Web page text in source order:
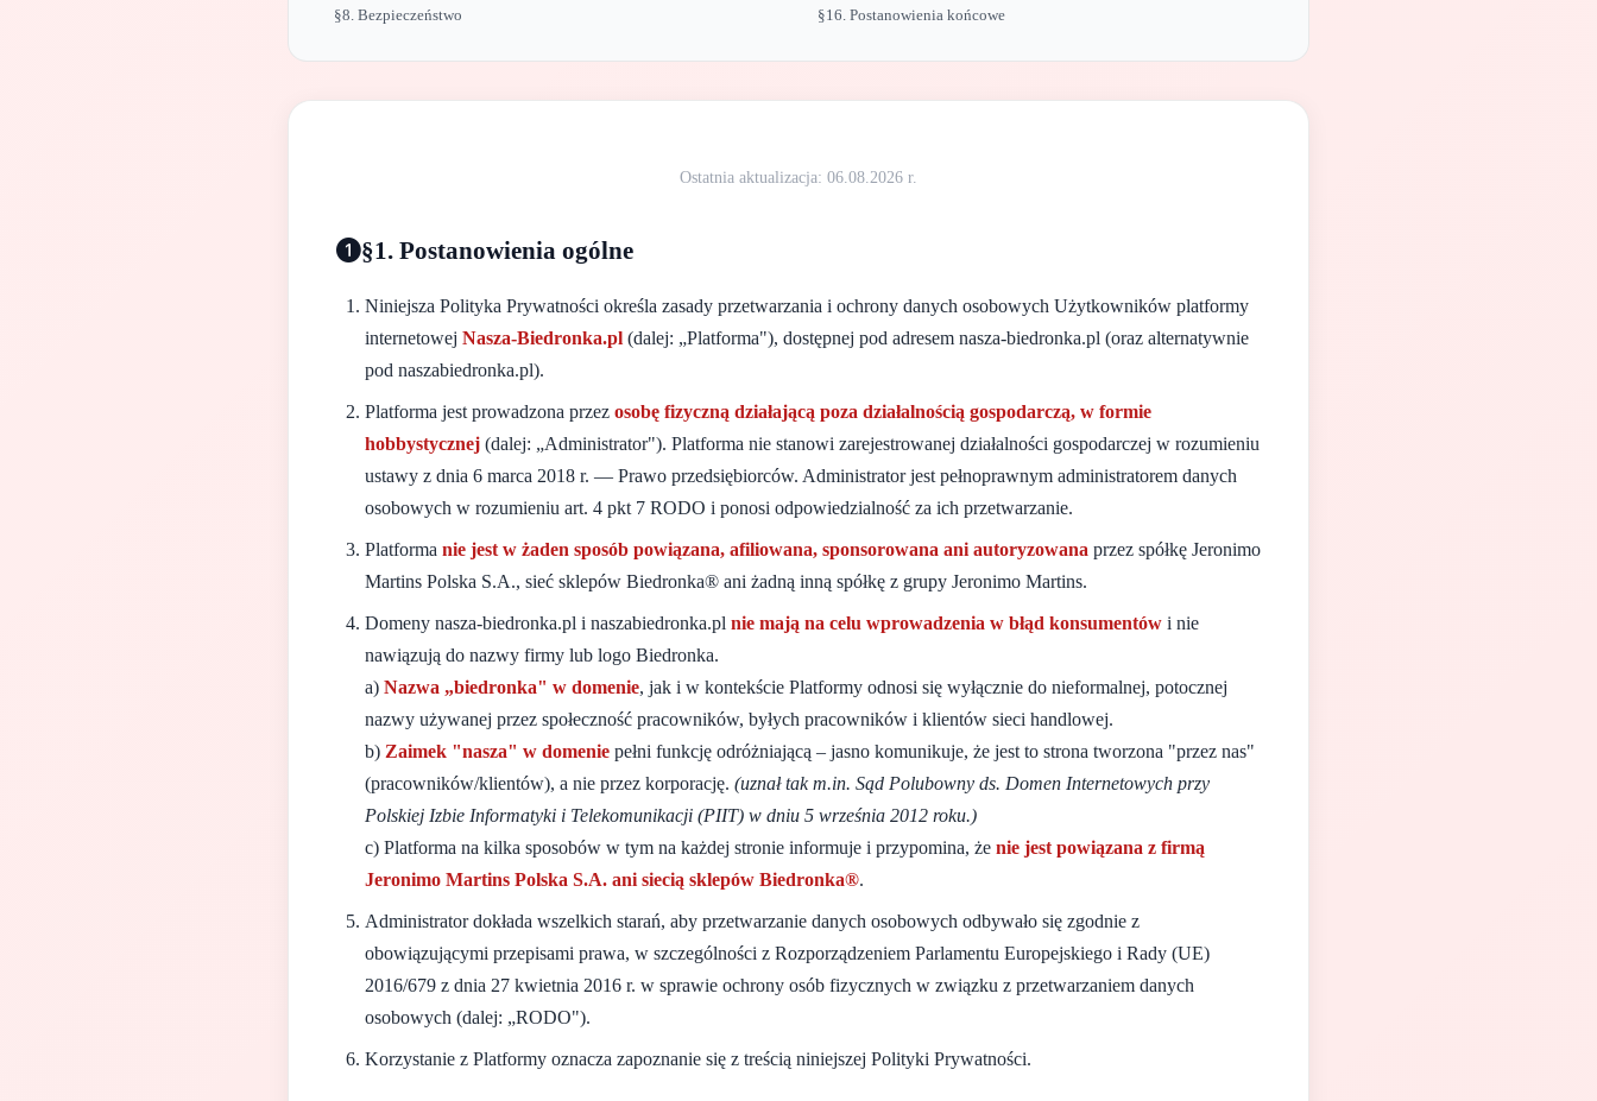
§8. Bezpieczeństwo §16. Postanowienia końcowe
Ostatnia aktualizacja: 06.08.2026 r.
§1. Postanowienia ogólne
Niniejsza Polityka Prywatności określa zasady przetwarzania i ochrony danych osobowych Użytkowników platformy
internetowej Nasza-Biedronka.pl (dalej: „Platforma"), dostępnej pod adresem nasza-biedronka.pl (oraz alternatywnie
pod naszabiedronka.pl).
Platforma jest prowadzona przez osobę fizyczną działającą poza działalnością gospodarczą, w formie
hobbystycznej (dalej: „Administrator"). Platforma nie stanowi zarejestrowanej działalności gospodarczej w rozumieniu
ustawy z dnia 6 marca 2018 r. — Prawo przedsiębiorców. Administrator jest pełnoprawnym administratorem danych
osobowych w rozumieniu art. 4 pkt 7 RODO i ponosi odpowiedzialność za ich przetwarzanie.
Platforma nie jest w żaden sposób powiązana, afiliowana, sponsorowana ani autoryzowana przez spółkę Jeronimo
Martins Polska S.A., sieć sklepów Biedronka® ani żadną inną spółkę z grupy Jeronimo Martins.
Domeny nasza-biedronka.pl i naszabiedronka.pl nie mają na celu wprowadzenia w błąd konsumentów i nie
nawiązują do nazwy firmy lub logo Biedronka.
a) Nazwa „biedronka" w domenie, jak i w kontekście Platformy odnosi się wyłącznie do nieformalnej, potocznej
nazwy używanej przez społeczność pracowników, byłych pracowników i klientów sieci handlowej.
b) Zaimek "nasza" w domenie pełni funkcję odróżniającą – jasno komunikuje, że jest to strona tworzona "przez nas"
(pracowników/klientów), a nie przez korporację. (uznał tak m.in. Sąd Polubowny ds. Domen Internetowych przy
Polskiej Izbie Informatyki i Telekomunikacji (PIIT) w dniu 5 września 2012 roku.)
c) Platforma na kilka sposobów w tym na każdej stronie informuje i przypomina, że nie jest powiązana z firmą
Jeronimo Martins Polska S.A. ani siecią sklepów Biedronka®.
Administrator dokłada wszelkich starań, aby przetwarzanie danych osobowych odbywało się zgodnie z
obowiązującymi przepisami prawa, w szczególności z Rozporządzeniem Parlamentu Europejskiego i Rady (UE)
2016/679 z dnia 27 kwietnia 2016 r. w sprawie ochrony osób fizycznych w związku z przetwarzaniem danych
osobowych (dalej: „RODO").
Korzystanie z Platformy oznacza zapoznanie się z treścią niniejszej Polityki Prywatności.